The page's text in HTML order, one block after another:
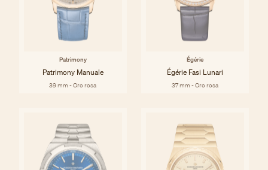
Patrimony
Patrimony Manuale
39 mm - Oro rosa
Égérie
Égérie Fasi Lunari
37 mm - Oro rosa